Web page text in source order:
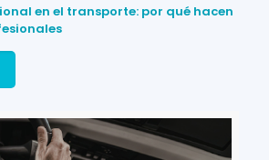
en el transporte: por qué hacen